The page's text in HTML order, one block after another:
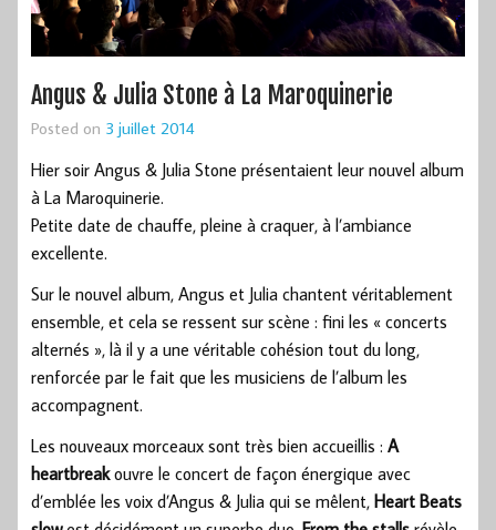
Angus & Julia Stone à La Maroquinerie
Posted on 3 juillet 2014
Hier soir Angus & Julia Stone présentaient leur nouvel album
à La Maroquinerie.
Petite date de chauffe, pleine à craquer, à l’ambiance
excellente.
Sur le nouvel album, Angus et Julia chantent véritablement
ensemble, et cela se ressent sur scène : fini les « concerts
alternés », là il y a une véritable cohésion tout du long,
renforcée par le fait que les musiciens de l’album les
accompagnent.
Les nouveaux morceaux sont très bien accueillis : A
heartbreakouvre le concert de façon énergique avec
d’emblée les voix d’Angus & Julia qui se mêlent, Heart Beats